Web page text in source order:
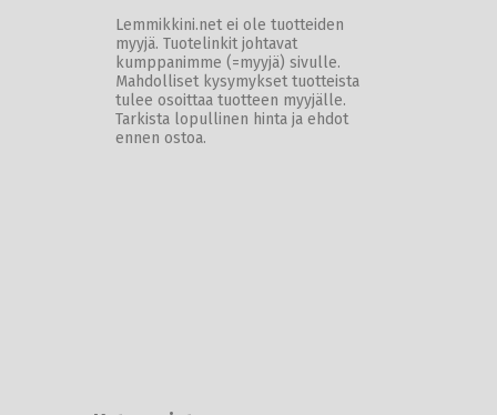
Lemmikkini.net ei ole tuotteiden
myyjä. Tuotelinkit johtavat
kumppanimme (=myyjä) sivulle.
Mahdolliset kysymykset tuotteista
tulee osoittaa tuotteen myyjälle.
Tarkista lopullinen hinta ja ehdot
ennen ostoa.